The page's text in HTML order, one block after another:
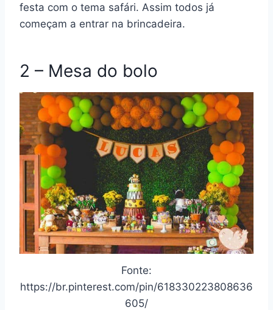
festa com o tema safári. Assim todos já
começam a entrar na brincadeira.
2 – Mesa do bolo
Fonte:
https://br.pinterest.com/pin/618330223808636
605/